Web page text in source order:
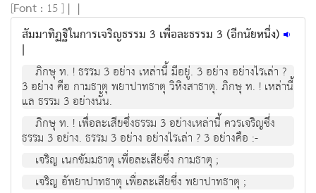
[Font : 15 ] | |
สัมมาทิฏฐิในการเจริญธรรม 3 เพื่อละธรรม 3 (อีกนัยหนึ่ง)
|
ภิกษุ ท. ! ธรรม 3 อย่าง เหล่านี้ มีอยู่. 3 อย่าง อย่างไรเล่า ?
3 อย่าง คือ กามธาตุ พยาปาทธาตุ วิหิงสาธาตุ. ภิกษุ ท. ! เหล่านี้
แล ธรรม 3 อย่างนั้น.
ภิกษุ ท. ! เพื่อละเสียซึ่งธรรม 3 อย่างเหล่านี้ ควรเจริญซึ่ง
ธรรม 3 อย่าง. ธรรม 3 อย่าง อย่างไรเล่า ? 3 อย่างคือ :-
เจริญ เนกขัมมธาตุ เพื่อละเสียซึ่ง กามธาตุ ;
เจริญ อัพยาปาทธาตุ เพื่อละเสียซึ่ง พยาปาทธาตุ ;